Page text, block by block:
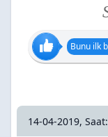
Bunu ilk
14-04-2019,